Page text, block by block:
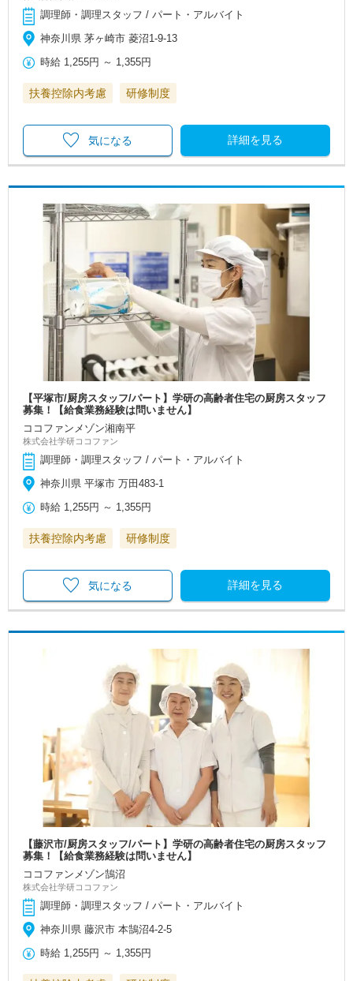
調理師・調理スタッフ / パート・アルバイト
神奈川県 茅ヶ崎市 菱沼1-9-13
時給 1,255円 ～ 1,355円
扶養控除内考慮 研修制度
詳細を見る
気になる
【平塚市/厨房スタッフ/パート】学研の高齢者住宅の厨房スタッフ
募集！【給食業務経験は問いません】
ココファンメゾン湘南平
株式会社学研ココファン
調理師・調理スタッフ / パート・アルバイト
神奈川県 平塚市 万田483-1
時給 1,255円 ～ 1,355円
扶養控除内考慮 研修制度
詳細を見る
気になる
【藤沢市/厨房スタッフ/パート】学研の高齢者住宅の厨房スタッフ
募集！【給食業務経験は問いません】
ココファンメゾン鵠沼
株式会社学研ココファン
調理師・調理スタッフ / パート・アルバイト
神奈川県 藤沢市 本鵠沼4-2-5
時給 1,255円 ～ 1,355円